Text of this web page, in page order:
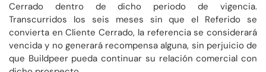
Cerrado dentro de dicho periodo de vigencia.
Transcurridos los seis meses sin que el Referido se
convierta en Cliente Cerrado, la referencia se considerará
vencida y no generará recompensa alguna, sin perjuicio de
que Buildpeer pueda continuar su relación comercial con